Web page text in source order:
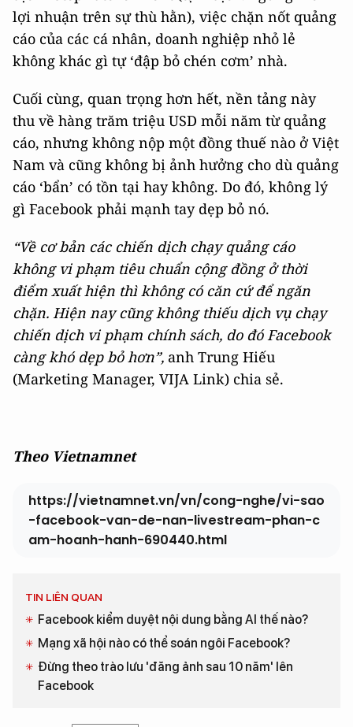
lợi nhuận trên sự thù hằn), việc chặn nốt quảng
cáo của các cá nhân, doanh nghiệp nhỏ lẻ
không khác gì tự ‘đập bỏ chén cơm’ nhà.
Cuối cùng, quan trọng hơn hết, nền tảng này
thu về hàng trăm triệu USD mỗi năm từ quảng
cáo, nhưng không nộp một đồng thuế nào ở Việt
Nam và cũng không bị ảnh hưởng cho dù quảng
cáo ‘bẩn’ có tồn tại hay không. Do đó, không lý
gì Facebook phải mạnh tay dẹp bỏ nó.
“Về cơ bản các chiến dịch chạy quảng cáo
không vi phạm tiêu chuẩn cộng đồng ở thời
điểm xuất hiện thì không có căn cứ để ngăn
chặn. Hiện nay cũng không thiếu dịch vụ chạy
chiến dịch vi phạm chính sách, do đó Facebook
càng khó dẹp bỏ hơn”, anh Trung Hiếu
(Marketing Manager, VIJA Link) chia sẻ.
Theo Vietnamnet
https://vietnamnet.vn/vn/cong-nghe/vi-sao
-facebook-van-de-nan-livestream-phan-c
am-hoanh-hanh-690440.html
TIN LIÊN QUAN
Facebook kiểm duyệt nội dung bằng AI thế nào?
Mạng xã hội nào có thể soán ngôi Facebook?
Đừng theo trào lưu 'đăng ảnh sau 10 năm' lên
Facebook